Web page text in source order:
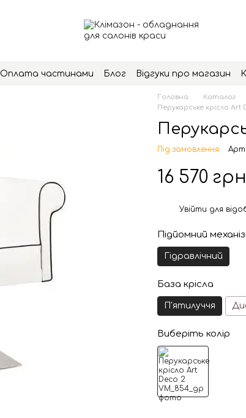
Оплата частинами Блог Відгуки про магазин
Головна Каталог
Перукарське крісло Art
Під замовлення
16 570 грн
Увійти для
Підйомний
Гідравлічний
База крісла
П'ятилуччя
Виберіть колір